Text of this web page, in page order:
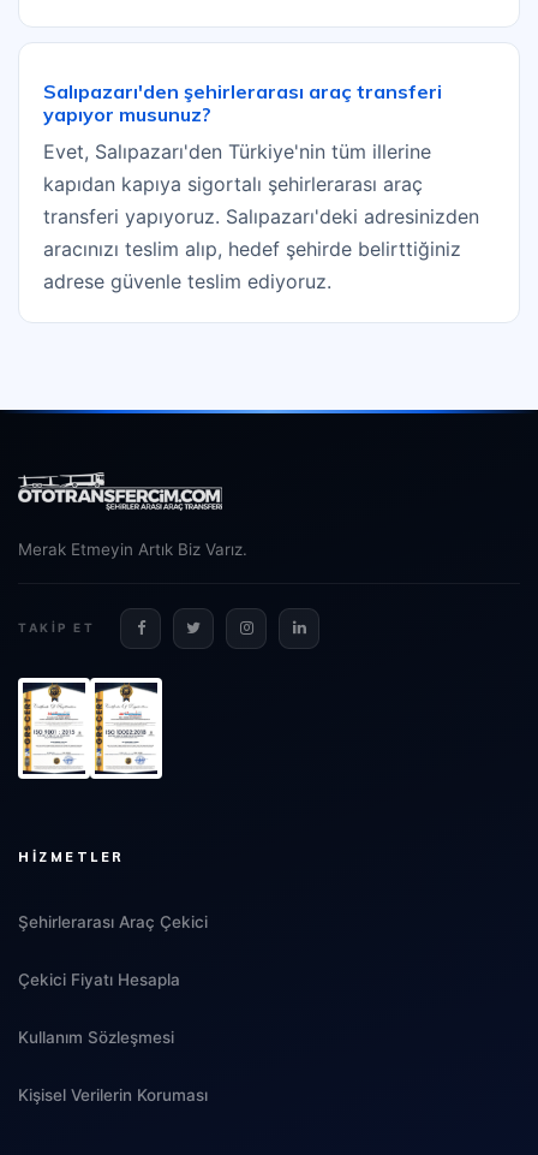
Salıpazarı'den şehirlerarası araç transferi
yapıyor musunuz?
Evet, Salıpazarı'den Türkiye'nin tüm illerine
kapıdan kapıya sigortalı şehirlerarası araç
transferi yapıyoruz. Salıpazarı'deki adresinizden
aracınızı teslim alıp, hedef şehirde belirttiğiniz
adrese güvenle teslim ediyoruz.
Merak Etmeyin Artık Biz Varız.
TAKIP ET
HIZMETLER
Şehirlerarası Araç Çekici
Çekici Fiyatı Hesapla
Kullanım Sözleşmesi
Kişisel Verilerin Koruması